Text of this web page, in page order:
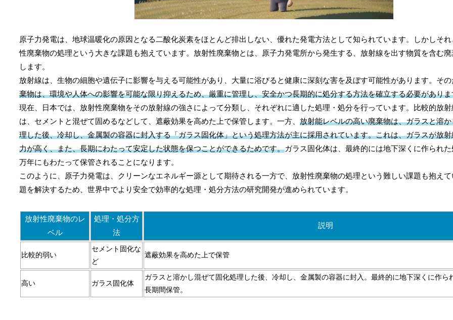
原子力発電は、地球温暖化の原因となる二酸化炭素をほとんど排出しない、優れた発電方法として知られています。しかしそ
性廃棄物の処理という大きな課題も抱えています。放射性廃棄物とは、原子力発電所から発生する、放射線を出す物質を含む
します。
放射線は、生物の細胞や遺伝子に影響を与える可能性があり、大量に浴びると健康に深刻な害を及ぼす可能性があります。その
棄物は、環境や人体への影響を可能な限り抑えるため、厳重に管理し、安全かつ長期的に処分する方法を確立する必要がありま
現在、日本では、放射性廃棄物をその放射線の強さによって分類し、それぞれに適した処理・処分を行っています。比較的放
は、セメントと混ぜて固めるなどして、遮蔽効果を高めた上で保管します。一方、 放射能レベルの高い廃棄物は、ガラスと溶
理した後、冷却し、金属製の容器に封入する「ガラス固化体」という処理方法が主に採用されています。これは、ガラスが放
力が高く、また、長期にわたって安定した状態を保つことができるためです。ガラス固化体は、最終的には地下深くに作られ
万年にもわたって保管されることになります。
このように、原子力発電は、クリーンなエネルギー源として期待される一方で、放射性廃棄物の処理という難しい課題も抱え
題を解決するため、世界中でより安全で効率的な処理・処分方法の研究開発が進められています。
放射性廃棄物のレ
ベル
処理・処分方
法
説明
比較的弱い
セメント固化な
ど
遮蔽効果を高めた上で保管
高い ガラス固化体
ガラスと溶かし混ぜて固化処理した後、冷却し、金属製の容器に封入。最終的に地下深くに作ら
長期間保管。